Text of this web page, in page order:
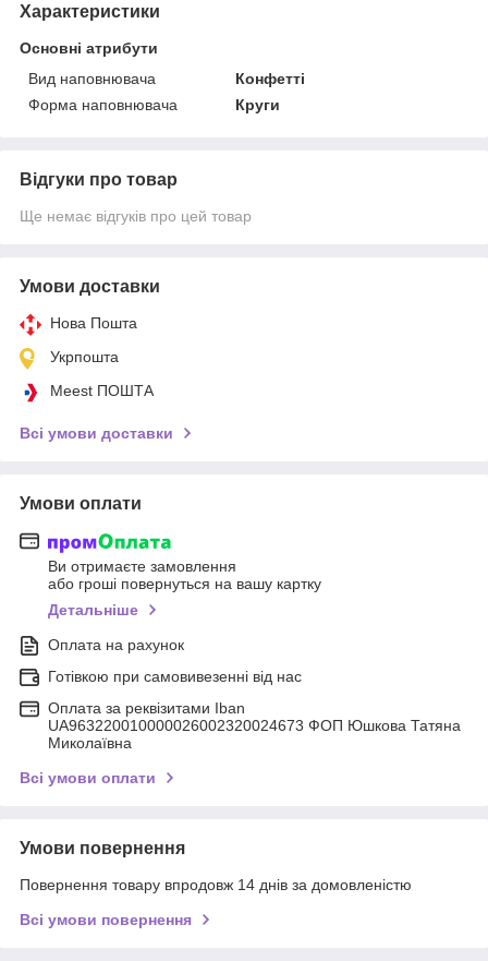
Характеристики
Основні атрибути
Вид наповнювача
Конфетті
Форма наповнювача
Круги
Відгуки про товар
Ще немає відгуків про цей товар
Умови доставки
Нова Пошта
Укрпошта
Meest ПОШТА
Всі умови доставки
Умови оплати
Ви отримаєте замовлення
або гроші повернуться на вашу картку
Детальніше
Оплата на рахунок
Готівкою при самовивезенні від нас
Оплата за реквізитами Iban
UA963220010000026002320024673 ФОП Юшкова Татяна
Миколаївна
Всі умови оплати
Умови повернення
Повернення товару впродовж 14 днів за домовленістю
Всі умови повернення